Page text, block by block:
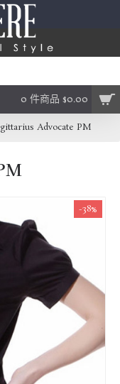
0 件商品 $0.00
Advocate PM
-38%